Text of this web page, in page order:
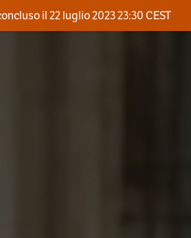
il 22 luglio 2023 23:30 CEST